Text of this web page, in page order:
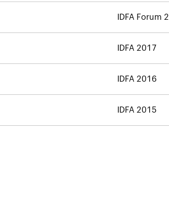
IDFA Forum
IDFA 2017
IDFA 2016
IDFA 2015